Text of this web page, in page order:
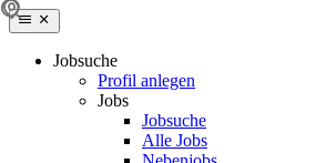
Jobsuche
Profil anlegen
Jobs
Jobsuche
Alle Jobs